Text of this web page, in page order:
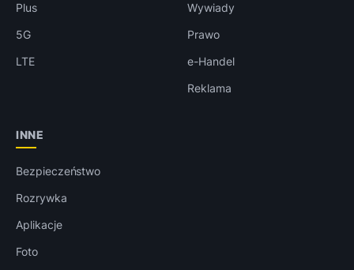
Plus
5G
LTE
Wywiady
Prawo
e-Handel
Reklama
INNE
Bezpieczeństwo
Rozrywka
Aplikacje
Foto